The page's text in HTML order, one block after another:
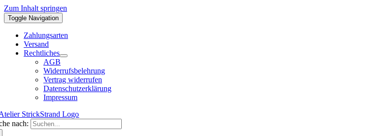
Zum Inhalt springen
Toggle Navigation
Zahlungsarten
Versand
Rechtliches
AGB
Widerrufsbelehrung
Vertrag widerrufen
Datenschutzerklärung
Impressum
nach: